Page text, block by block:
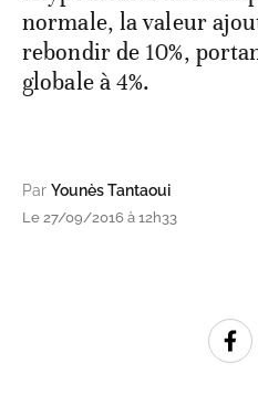
normale, la valeur
rebondir de 10%,
globale à 4%.
Par Younès Tantaoui
Le 27/09/2016 à 12h33